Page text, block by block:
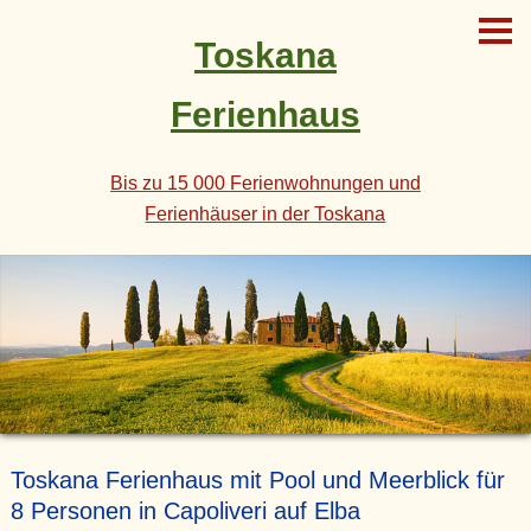
Toskana
Ferienhaus
Bis zu 15 000 Ferienwohnungen und
Ferienhäuser in der Toskana
Toskana Ferienhaus mit Pool und Meerblick für
8 Personen in Capoliveri auf Elba